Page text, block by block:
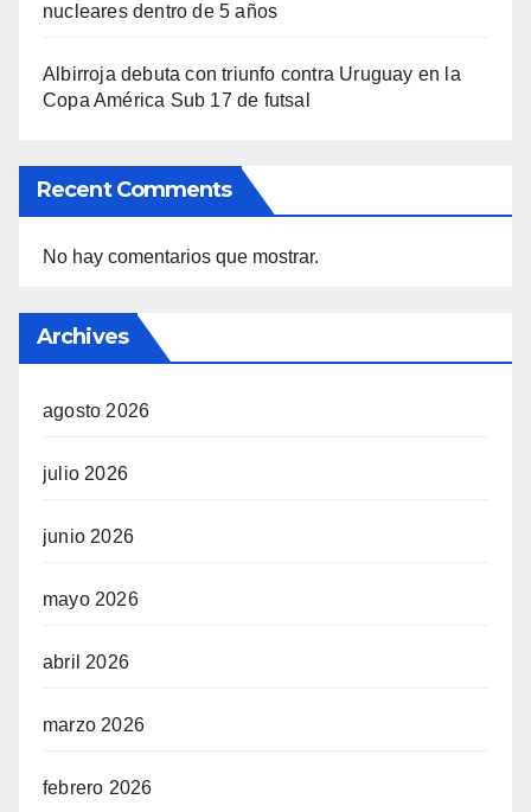
nucleares dentro de 5 años
Albirroja debuta con triunfo contra Uruguay en la
Copa América Sub 17 de futsal
Recent Comments
No hay comentarios que mostrar.
Archives
agosto 2026
julio 2026
junio 2026
mayo 2026
abril 2026
marzo 2026
febrero 2026